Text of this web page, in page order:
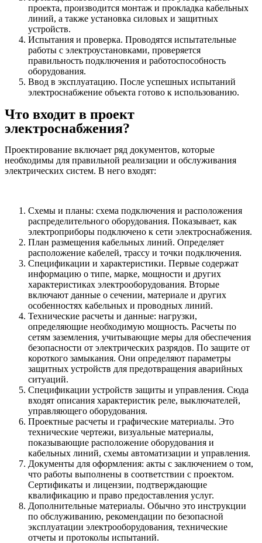
проекта, производится монтаж и прокладка кабельных
линий, а также установка силовых и защитных
устройств.
Испытания и проверка. Проводятся испытательные
работы с электроустановками, проверяется
правильность подключения и работоспособность
оборудования.
Ввод в эксплуатацию. После успешных испытаний
электроснабжение объекта готово к использованию.
Что входит в проект
электроснабжения?
Проектирование включает ряд документов, которые
необходимы для правильной реализации и обслуживания
электрических систем. В него входят:
Схемы и планы: схема подключения и расположения
распределительного оборудования. Показывает, как
электроприборы подключено к сети электроснабжения.
План размещения кабельных линий. Определяет
расположение кабелей, трассу и точки подключения.
Спецификации и характеристики. Первые содержат
информацию о типе, марке, мощности и других
характеристиках электрооборудования. Вторые
включают данные о сечении, материале и других
особенностях кабельных и проводных линий.
Технические расчеты и данные: нагрузки,
определяющие необходимую мощность. Расчеты по
сетям заземления, учитывающие меры для обеспечения
безопасности от электрических разрядов. По защите от
короткого замыкания. Они определяют параметры
защитных устройств для предотвращения аварийных
ситуаций.
Спецификации устройств защиты и управления. Сюда
входят описания характеристик реле, выключателей,
управляющего оборудования.
Проектные расчеты и графические материалы. Это
технические чертежи, визуальные материалы,
показывающие расположение оборудования и
кабельных линий, схемы автоматизации и управления.
Документы для оформления: акты с заключением о том,
что работы выполнены в соответствии с проектом.
Сертификаты и лицензии, подтверждающие
квалификацию и право предоставления услуг.
Дополнительные материалы. Обычно это инструкции
по обслуживанию, рекомендации по безопасной
эксплуатации электрооборудования, технические
отчеты и протоколы испытаний.